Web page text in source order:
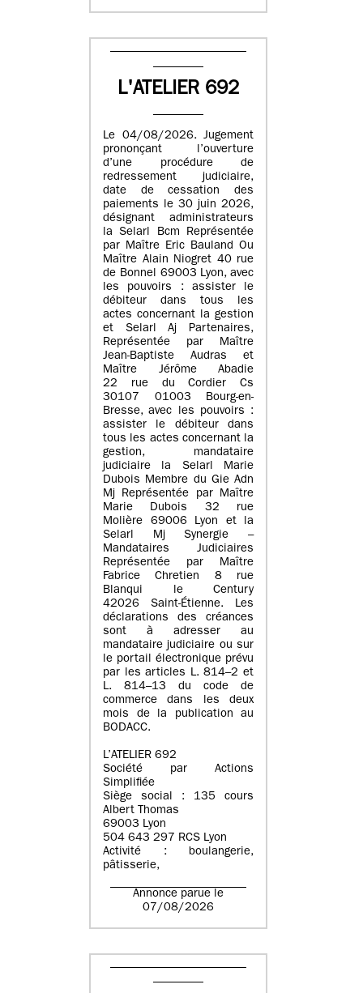
L'ATELIER 692
Le 04/08/2026. Jugement
prononçant l’ouverture
d’une procédure de
redressement judiciaire,
date de cessation des
paiements le 30 juin 2026,
désignant administrateurs
la Selarl Bcm Représentée
par Maître Eric Bauland Ou
Maître Alain Niogret 40 rue
de Bonnel 69003 Lyon, avec
les pouvoirs : assister le
débiteur dans tous les
actes concernant la gestion
et Selarl Aj Partenaires,
Représentée par Maître
Jean-Baptiste Audras et
Maître Jérôme Abadie
22 rue du Cordier Cs
30107 01003 Bourg-en-
Bresse, avec les pouvoirs :
assister le débiteur dans
tous les actes concernant la
gestion, mandataire
judiciaire la Selarl Marie
Dubois Membre du Gie Adn
Mj Représentée par Maître
Marie Dubois 32 rue
Molière 69006 Lyon et la
Selarl Mj Synergie –
Mandataires Judiciaires
Représentée par Maître
Fabrice Chretien 8 rue
Blanqui le Century
42026 Saint-Étienne. Les
déclarations des créances
sont à adresser au
mandataire judiciaire ou sur
le portail électronique prévu
par les articles L. 814–2 et
L. 814–13 du code de
commerce dans les deux
mois de la publication au
BODACC.
L’ATELIER 692
Société par Actions
Simplifiée
Siège social : 135 cours
Albert Thomas
69003 Lyon
504 643 297 RCS Lyon
Activité : boulangerie,
pâtisserie,
Annonce parue le
07/08/2026